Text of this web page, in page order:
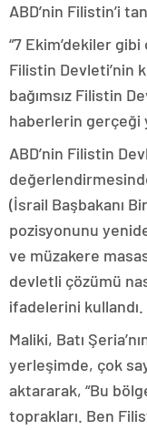
ABD’nin Filistin’i
“7 Ekim’dekiler
Filistin Devleti’nin
bağımsız Filistin
haberlerin gerçeği
ABD’nin Filistin
(İsrail Başbakanı
pozisyonunu
ve müzakere
devletli çözümü
ifadelerini kullandı.
Maliki, Batı
yerleşimde, çok
aktararak, “Bu
toprakları. Ben